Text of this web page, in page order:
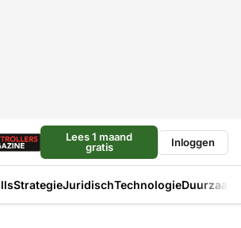
Lees 1 maand
gratis
Inloggen
StrategieJuridischTechnologie